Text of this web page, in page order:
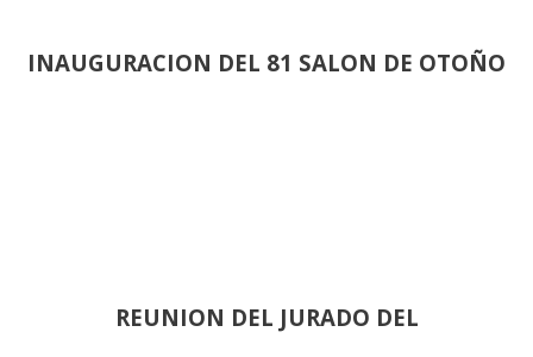
INAUGURACION DEL 81 SALON DE OTOÑO
REUNION DEL JURADO DEL